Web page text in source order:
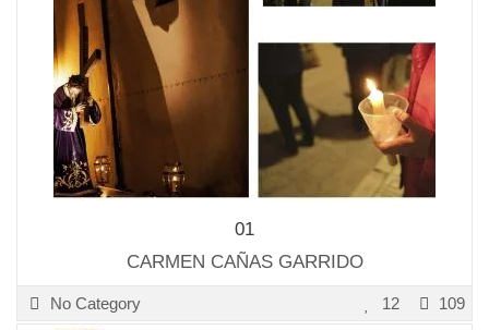
01
CARMEN CAÑAS GARRIDO
No Category 109
12